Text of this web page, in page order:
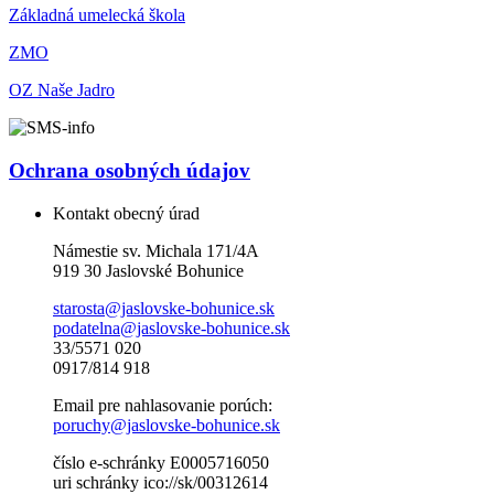
Základná umelecká škola
ZMO
OZ Naše Jadro
Ochrana osobných údajov
Kontakt obecný úrad
Námestie sv. Michala 171/4A
919 30 Jaslovské Bohunice
starosta@jaslovske-bohunice.sk
podatelna@jaslovske-bohunice.sk
33/5571 020
0917/814 918
Email pre nahlasovanie porúch:
poruchy@jaslovske-bohunice.sk
číslo e-schránky E0005716050
uri schránky ico://sk/00312614